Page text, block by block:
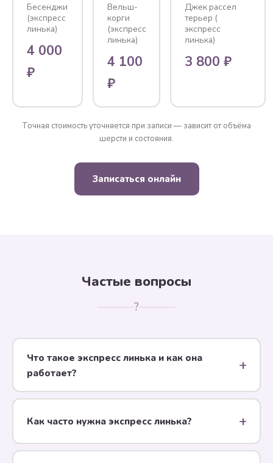
Бесенджи
(экспресс
линька)
4 000
₽
Вельш-
корги
(экспресс
линька)
4 100
₽
Джек рассел
терьер (
экспресс
линька)
3 800 ₽
Точная стоимость уточняется при записи — зависит от объёма
шерсти и состояния.
Записаться онлайн
Частые вопросы
?
Что такое экспресс линька и как она
работает?
Экспресс линька — профессиональная процедура
шампунь + маска + турбосушка + вычёс
профессиональным инструментом. За один сеанс
уходит до 90% линяющей шерсти.
Как часто нужна экспресс линька?
В период активной линьки (весна/осень) — раз в 4–